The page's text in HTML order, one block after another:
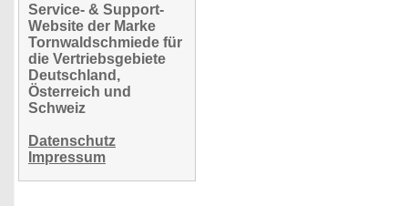
Service- & Support-
Website der Marke
Tornwaldschmiede für
die Vertriebsgebiete
Deutschland,
Österreich und
Schweiz
Datenschutz
Impressum